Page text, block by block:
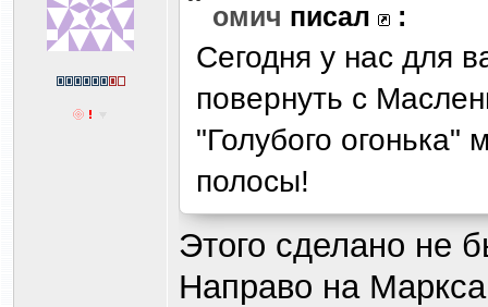
омич писал :
Сегодня у нас для
повернуть с
"Голубого огонька"
полосы!
Этого сделано не
Направо на